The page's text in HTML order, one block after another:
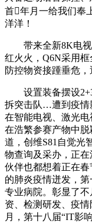
首年月一给我们奉
洋洋！
带来全新8K电视
红火火，Q6N采用
防控物资接踵垂危，
设置装备摆设
拆突击队…遭到疫情
在智能电视、激光
在浩繁参赛产物中
道，创维S81自觉光
物查询及采办，正
伙伴也都想着正在
的肺炎疫情迸发，
专业病院。彰显了
资、检测研发、疫
月，第十八届“IT影